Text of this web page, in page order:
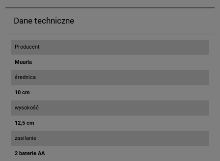
Dane techniczne
Producent
Muurla
średnica
10 cm
wysokość
12,5 cm
zasilanie
2 baterie AA